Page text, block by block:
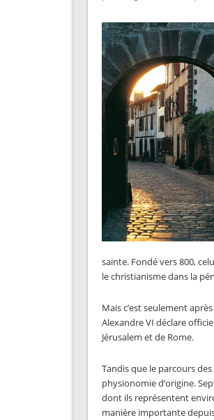
sainte. Fondé vers 800,
le christianisme dans la
Mais c’est seulement
Alexandre VI déclare
Jérusalem et de Rome.
Tandis que le parcours
physionomie d’origine.
dont ils représentent
manière importante